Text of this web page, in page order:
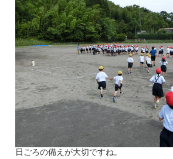
日ごろの備えが大切ですね。